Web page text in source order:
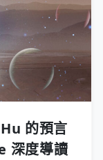
的預言
深度導讀